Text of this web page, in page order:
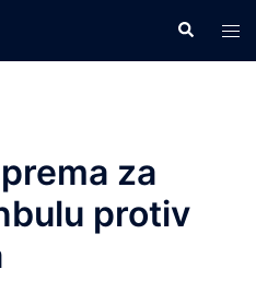
Search
za
protiv